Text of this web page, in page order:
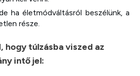
ha életmódváltásról beszélünk, a
része.
hogy túlzásba viszed az
intő jel: